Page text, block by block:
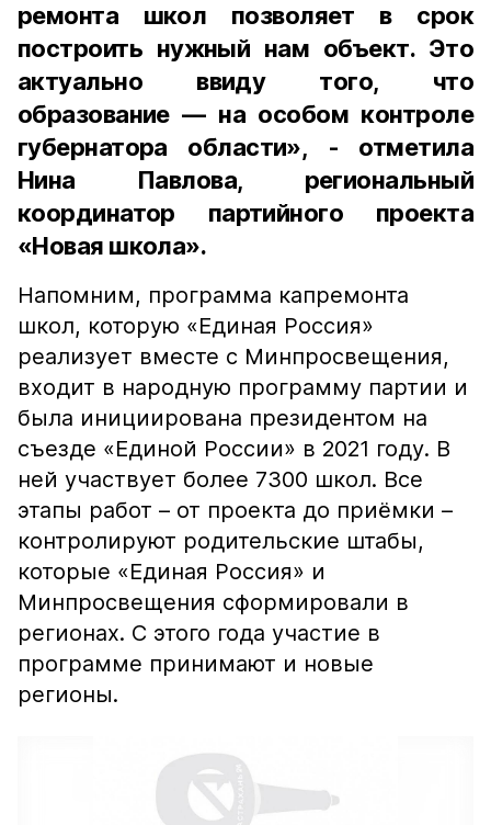
ремонта школ позволяет в срок
построить нужный нам объект. Это
актуально ввиду того, что
образование — на особом контроле
губернатора области», - отметила
Нина Павлова, региональный
координатор партийного проекта
«Новая школа».
Напомним, программа капремонта
школ, которую «Единая Россия»
реализует вместе с Минпросвещения,
входит в народную программу партии и
была инициирована президентом на
съезде «Единой России» в 2021 году. В
ней участвует более 7300 школ. Все
этапы работ – от проекта до приёмки –
контролируют родительские штабы,
которые «Единая Россия» и
Минпросвещения сформировали в
регионах. С этого года участие в
программе принимают и новые
регионы.